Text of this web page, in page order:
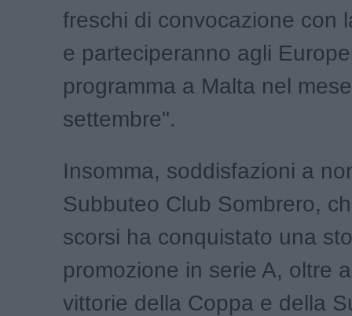
freschi di convocazione con
e parteciperanno agli
programma a Malta nel
settembre".
Insomma, soddisfazioni a
Subbuteo Club Sombrero,
scorsi ha conquistato una
promozione in serie A, oltre
vittorie della Coppa e della